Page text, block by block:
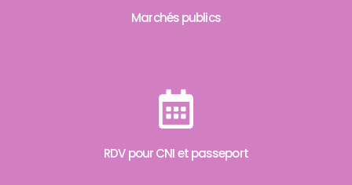
Marchés publics
RDV pour CNI et passeport